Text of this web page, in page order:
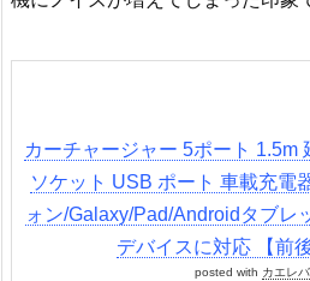
カーチャージャー 5ポート 1.5m
ソケット USB ポート 車載充電
ォン/Galaxy/Pad/Androidタブレ
デバイスに対応 【前
posted with カエレバ